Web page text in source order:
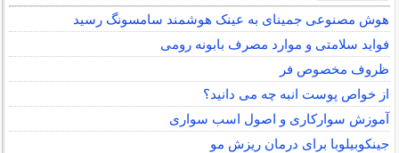
هوش مصنوعی جمینای به عینک هوشمند سامسونگ رسید
فواید سلامتی و موارد مصرف بابونه رومی
ظروف مخصوص فر
از خواص پوست انبه چه می دانید؟
آموزش سوارکاری و اصول اسب سواری
جینکوبیلوبا برای درمان ریزش مو